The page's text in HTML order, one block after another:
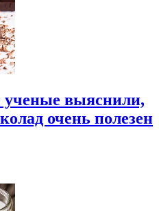
ученые выяснили,
очень полезен